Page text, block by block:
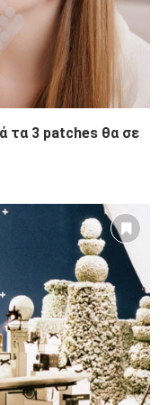
τα 3 patches θα σε